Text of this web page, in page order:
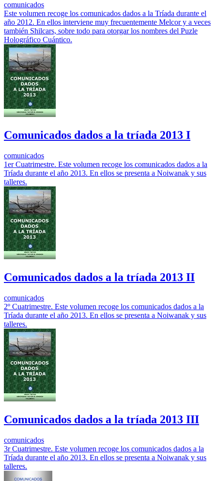
comunicados
Este volumen recoge los comunicados dados a la Tríada durante el
año 2012. En ellos interviene muy frecuentemente Melcor y a veces
también Shilcars, sobre todo para otorgar los nombres del Puzle
Holográfico Cuántico.
Comunicados dados a la tríada 2013 I
comunicados
1er Cuatrimestre. Este volumen recoge los comunicados dados a la
Tríada durante el año 2013. En ellos se presenta a Noiwanak y sus
talleres.
Comunicados dados a la tríada 2013 II
comunicados
2º Cuatrimestre. Este volumen recoge los comunicados dados a la
Tríada durante el año 2013. En ellos se presenta a Noiwanak y sus
talleres.
Comunicados dados a la tríada 2013 III
comunicados
3r Cuatrimestre. Este volumen recoge los comunicados dados a la
Tríada durante el año 2013. En ellos se presenta a Noiwanak y sus
talleres.